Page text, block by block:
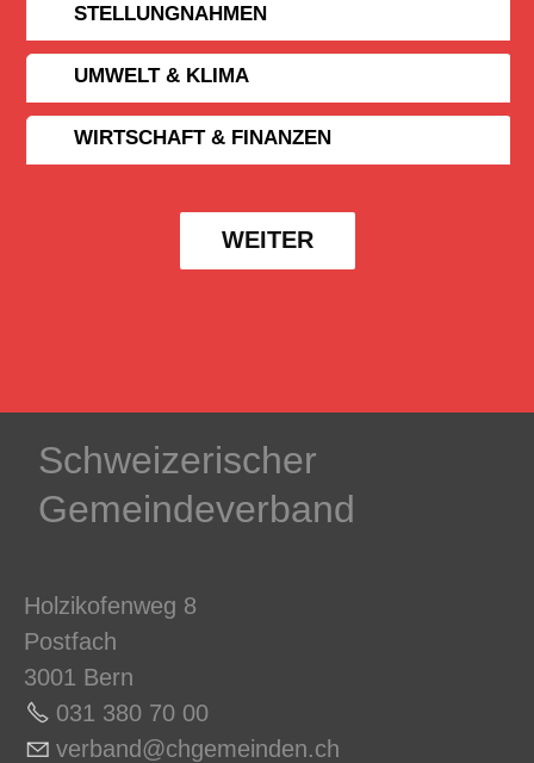
STELLUNGNAHMEN
UMWELT & KLIMA
WIRTSCHAFT & FINANZEN
WEITER
Schweizerischer
Gemeindeverband
Holzikofenweg 8
Postfach
3001 Bern
031 380 70 00
v rb nd chg m nd n ch